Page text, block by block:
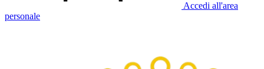
Accedi all'area
personale